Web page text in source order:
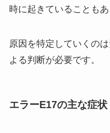
時に起きていることもあ
原因を特定していくの
よる判断が必要です。
エラーE17の主な症状